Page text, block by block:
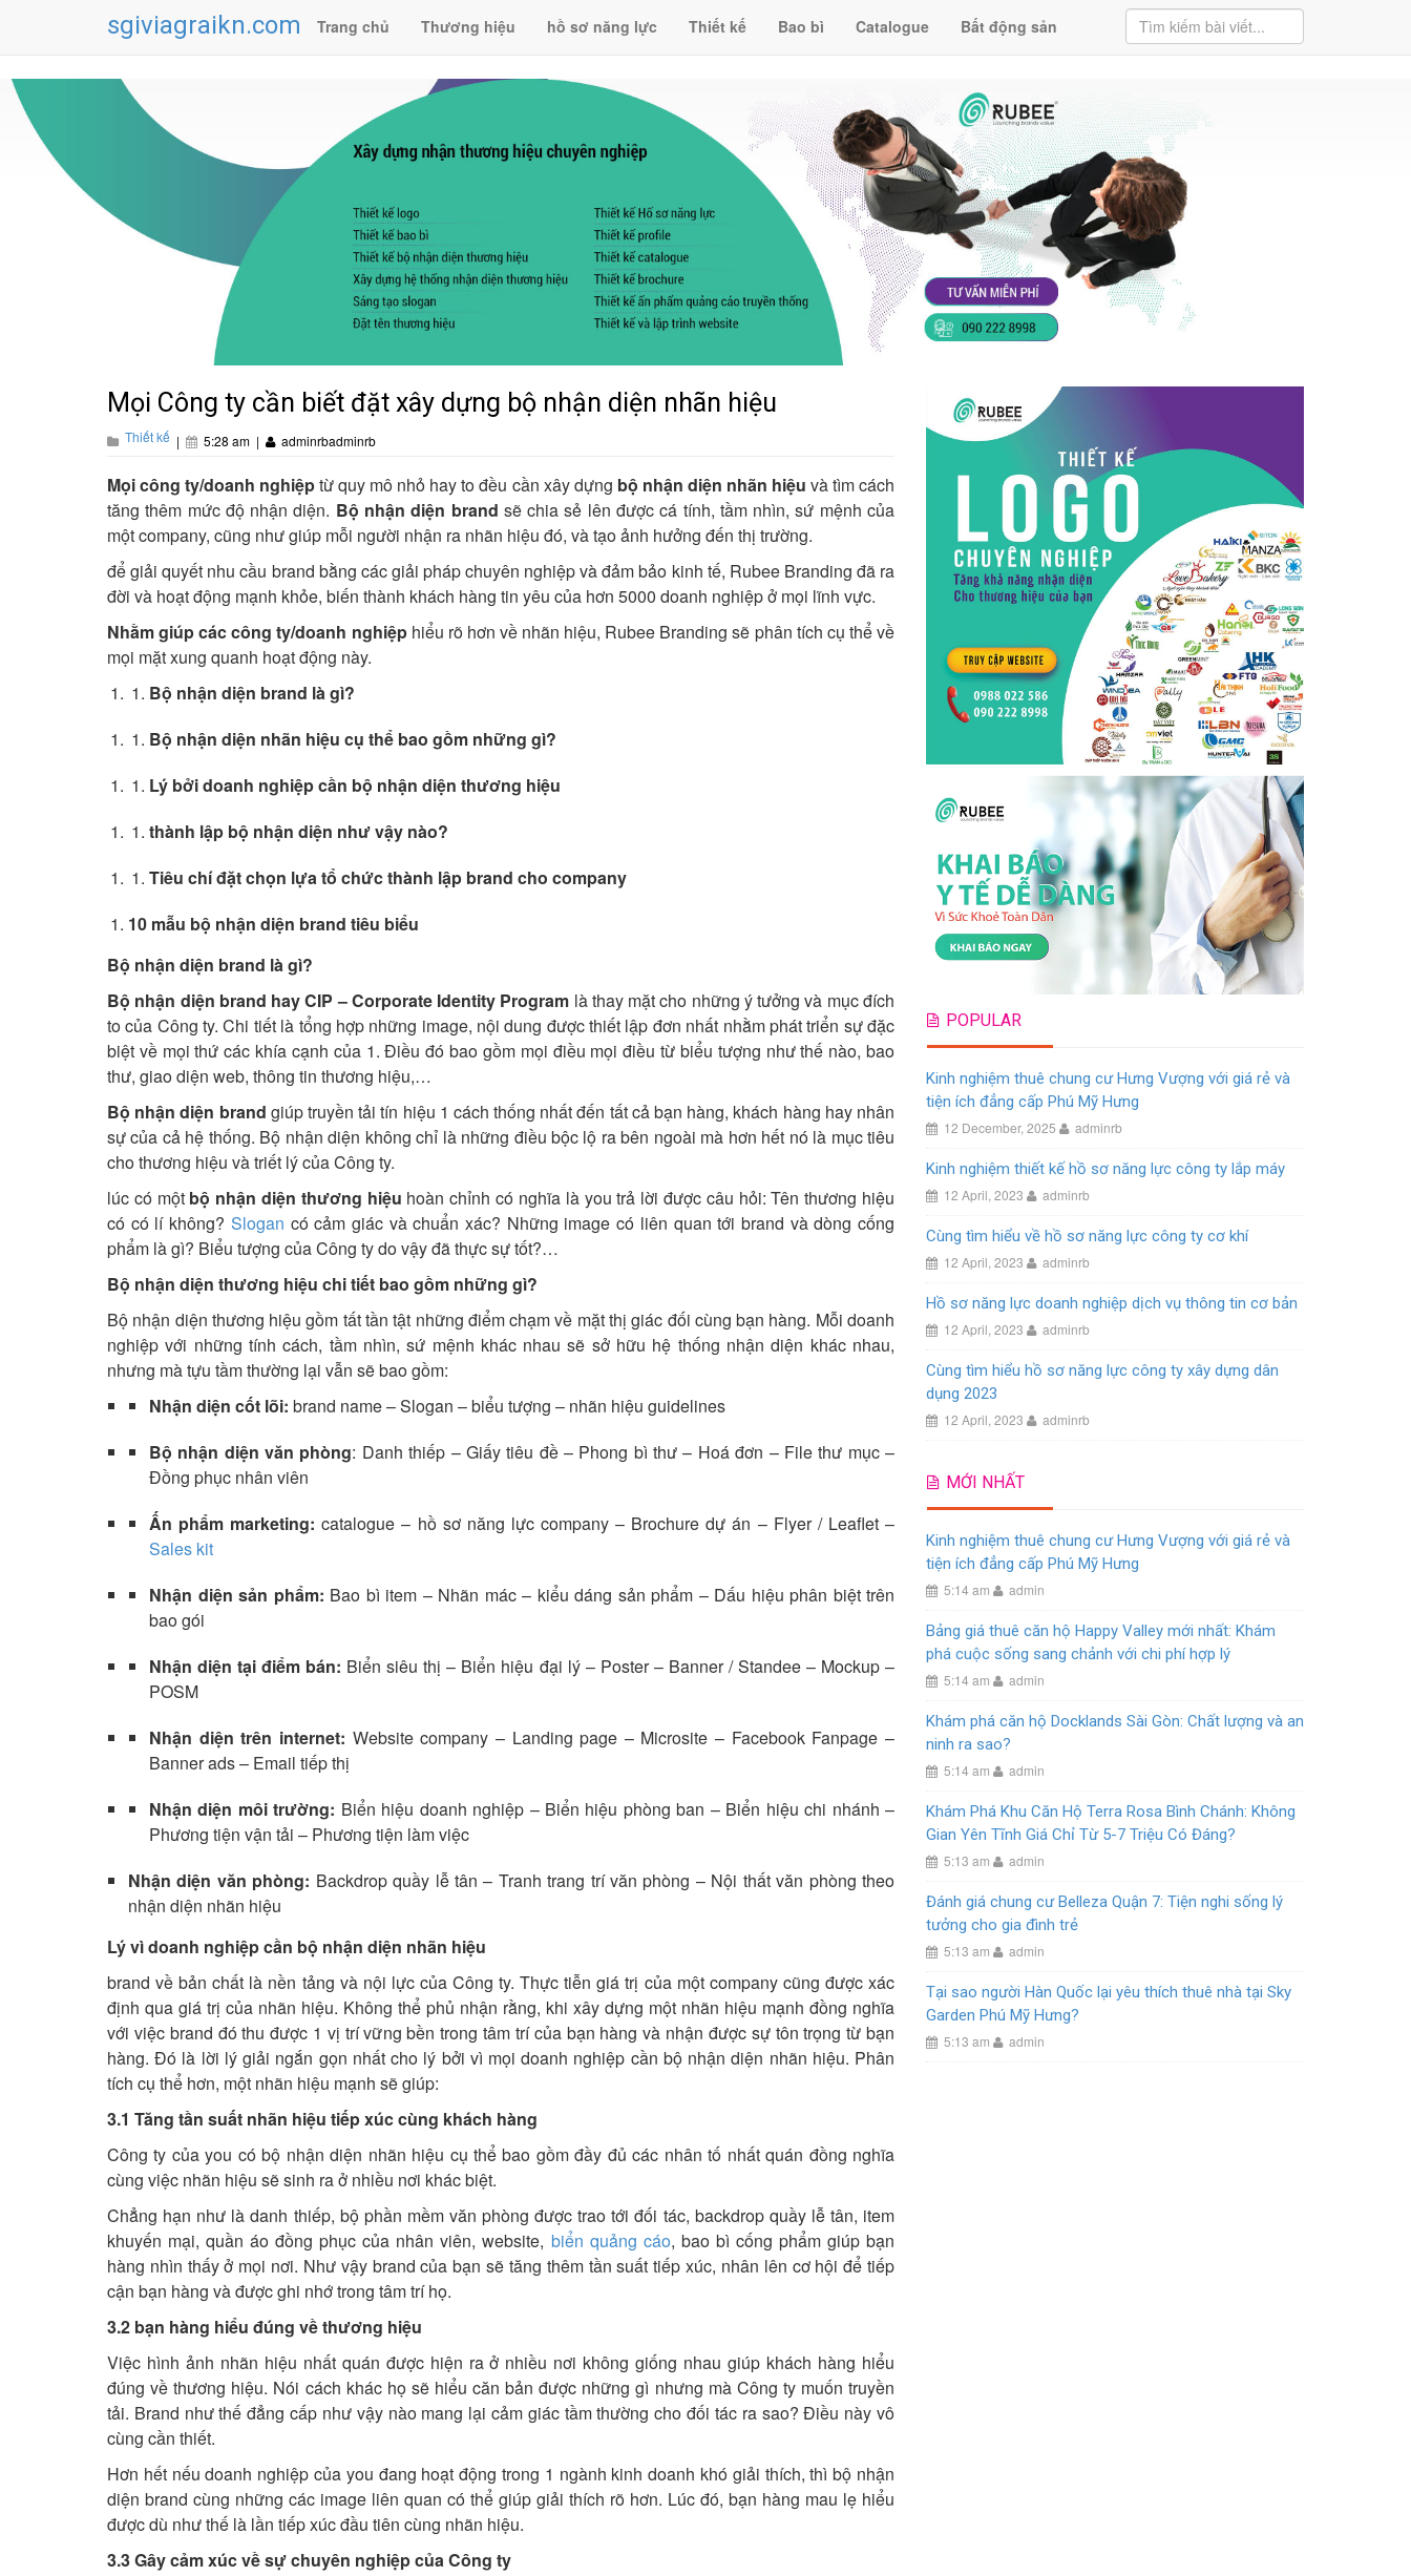
sgiviagraikn.com Trang chủ Thương hiệu hồ sơ năng lực Thiết kế Bao bì Catalogue Bất động sản
Mọi Công ty cần biết đặt xây dựng bộ nhận diện nhãn hiệu
Thiết kế | 5:28 am | adminrbadminrb
Mọi công ty/doanh nghiệptừ quy mô nhỏ hay to đều cần xây dựng bộ nhận diện nhãn hiệu và tìm cách
tăng thêm mức độ nhận diện. Bộ nhận diện brand sẽ chia sẻ lên được cá tính, tầm nhìn, sứ mệnh của
một company, cũng như giúp mỗi người nhận ra nhãn hiệu đó, và tạo ảnh hưởng đến thị trường.
để giải quyết nhu cầu brand bằng các giải pháp chuyên nghiệp và đảm bảo kinh tế, Rubee Branding đã ra
đời và hoạt động mạnh khỏe, biến thành khách hàng tin yêu của hơn 5000 doanh nghiệp ở mọi lĩnh vực.
Nhằm giúp các công ty/doanh nghiệphiểu rõ hơn về nhãn hiệu, Rubee Branding sẽ phân tích cụ thể về
mọi mặt xung quanh hoạt động này.
Bộ nhận diện brand là gì?
Bộ nhận diện nhãn hiệu cụ thể bao gồm những gì?
Lý bởi doanh nghiệp cần bộ nhận diện thương hiệu
thành lập bộ nhận diện như vậy nào?
Tiêu chí đặt chọn lựa tổ chức thành lập brand cho company
10 mẫu bộ nhận diện brand tiêu biểu
Bộ nhận diện brand là gì?
Bộ nhận diện brand hay CIP – Corporate Identity Program là thay mặt cho những ý tưởng và mục đích
to của Công ty. Chi tiết là tổng hợp những image, nội dung được thiết lập đơn nhất nhằm phát triển sự đặc
biệt về mọi thứ các khía cạnh của 1. Điều đó bao gồm mọi điều mọi điều từ biểu tượng như thế nào, bao
thư, giao diện web, thông tin thương hiệu,…
Bộ nhận diện brand giúp truyền tải tín hiệu 1 cách thống nhất đến tất cả bạn hàng, khách hàng hay nhân
sự của cả hệ thống. Bộ nhận diện không chỉ là những điều bộc lộ ra bên ngoài mà hơn hết nó là mục tiêu
cho thương hiệu và triết lý của Công ty.
lúc có một bộ nhận diện thương hiệu hoàn chỉnh có nghĩa là you trả lời được câu hỏi: Tên thương hiệu
có có lí không? Slogan có cảm giác và chuẩn xác? Những image có liên quan tới brand và dòng cống
phẩm là gì? Biểu tượng của Công ty do vậy đã thực sự tốt?…
Bộ nhận diện thương hiệu chi tiết bao gồm những gì?
Bộ nhận diện thương hiệu gồm tất tần tật những điểm chạm về mặt thị giác đối cùng bạn hàng. Mỗi doanh
nghiệp với những tính cách, tầm nhìn, sứ mệnh khác nhau sẽ sở hữu hệ thống nhận diện khác nhau,
nhưng mà tựu tầm thường lại vẫn sẽ bao gồm:
Nhận diện cốt lõi: brand name – Slogan – biểu tượng – nhãn hiệu guidelines
Bộ nhận diện văn phòng: Danh thiếp – Giấy tiêu đề – Phong bì thư – Hoá đơn – File thư mục –
Đồng phục nhân viên
Ấn phẩm marketing: catalogue – hồ sơ năng lực company – Brochure dự án – Flyer / Leaflet –
Sales kit
Nhận diện sản phẩm: Bao bì item – Nhãn mác – kiểu dáng sản phẩm – Dấu hiệu phân biệt trên
bao gói
Nhận diện tại điểm bán: Biển siêu thị – Biển hiệu đại lý – Poster – Banner / Standee – Mockup –
POSM
Nhận diện trên internet: Website company – Landing page – Microsite – Facebook Fanpage –
Banner ads – Email tiếp thị
Nhận diện môi trường: Biển hiệu doanh nghiệp – Biển hiệu phòng ban – Biển hiệu chi nhánh –
Phương tiện vận tải – Phương tiện làm việc
Nhận diện văn phòng: Backdrop quầy lễ tân – Tranh trang trí văn phòng – Nội thất văn phòng theo
nhận diện nhãn hiệu
Lý vì doanh nghiệp cần bộ nhận diện nhãn hiệu
brand về bản chất là nền tảng và nội lực của Công ty. Thực tiễn giá trị của một company cũng được xác
định qua giá trị của nhãn hiệu. Không thể phủ nhận rằng, khi xây dựng một nhãn hiệu mạnh đồng nghĩa
với việc brand đó thu được 1 vị trí vững bền trong tâm trí của bạn hàng và nhận được sự tôn trọng từ bạn
hàng. Đó là lời lý giải ngắn gọn nhất cho lý bởi vì mọi doanh nghiệp cần bộ nhận diện nhãn hiệu. Phân
tích cụ thể hơn, một nhãn hiệu mạnh sẽ giúp:
3.1 Tăng tần suất nhãn hiệu tiếp xúc cùng khách hàng
Công ty của you có bộ nhận diện nhãn hiệu cụ thể bao gồm đầy đủ các nhân tố nhất quán đồng nghĩa
cùng việc nhãn hiệu sẽ sinh ra ở nhiều nơi khác biệt.
Chẳng hạn như là danh thiếp, bộ phần mềm văn phòng được trao tới đối tác, backdrop quầy lễ tân, item
khuyến mại, quần áo đồng phục của nhân viên, website, biển quảng cáo, bao bì cống phẩm giúp bạn
hàng nhìn thấy ở mọi nơi. Như vậy brand của bạn sẽ tăng thêm tần suất tiếp xúc, nhân lên cơ hội để tiếp
cận bạn hàng và được ghi nhớ trong tâm trí họ.
3.2 bạn hàng hiểu đúng về thương hiệu
Việc hình ảnh nhãn hiệu nhất quán được hiện ra ở nhiều nơi không giống nhau giúp khách hàng hiểu
đúng về thương hiệu. Nói cách khác họ sẽ hiểu căn bản được những gì nhưng mà Công ty muốn truyền
tải. Brand như thế đẳng cấp như vậy nào mang lại cảm giác tầm thường cho đối tác ra sao? Điều này vô
cùng cần thiết.
Hơn hết nếu doanh nghiệp của you đang hoạt động trong 1 ngành kinh doanh khó giải thích, thì bộ nhận
diện brand cùng những các image liên quan có thể giúp giải thích rõ hơn. Lúc đó, bạn hàng mau lẹ hiểu
được dù như thế là lần tiếp xúc đầu tiên cùng nhãn hiệu.
3.3 Gây cảm xúc về sự chuyên nghiệp của Công ty
POPULAR
Kinh nghiệm thuê chung cư Hưng Vượng với giá rẻ và
tiện ích đẳng cấp Phú Mỹ Hưng
12 December, 2025 adminrb
Kinh nghiệm thiết kế hồ sơ năng lực công ty lắp máy
12 April, 2023 adminrb
Cùng tìm hiểu về hồ sơ năng lực công ty cơ khí
12 April, 2023 adminrb
Hồ sơ năng lực doanh nghiệp dịch vụ thông tin cơ bản
12 April, 2023 adminrb
Cùng tìm hiểu hồ sơ năng lực công ty xây dựng dân
dụng 2023
12 April, 2023 adminrb
MỚI NHẤT
Kinh nghiệm thuê chung cư Hưng Vượng với giá rẻ và
tiện ích đẳng cấp Phú Mỹ Hưng
5:14 am admin
Bảng giá thuê căn hộ Happy Valley mới nhất: Khám
phá cuộc sống sang chảnh với chi phí hợp lý
5:14 am admin
Khám phá căn hộ Docklands Sài Gòn: Chất lượng và an
ninh ra sao?
5:14 am admin
Khám Phá Khu Căn Hộ Terra Rosa Bình Chánh: Không
Gian Yên Tĩnh Giá Chỉ Từ 5-7 Triệu Có Đáng?
5:13 am admin
Đánh giá chung cư Belleza Quận 7: Tiện nghi sống lý
tưởng cho gia đình trẻ
5:13 am admin
Tại sao người Hàn Quốc lại yêu thích thuê nhà tại Sky
Garden Phú Mỹ Hưng?
5:13 am admin